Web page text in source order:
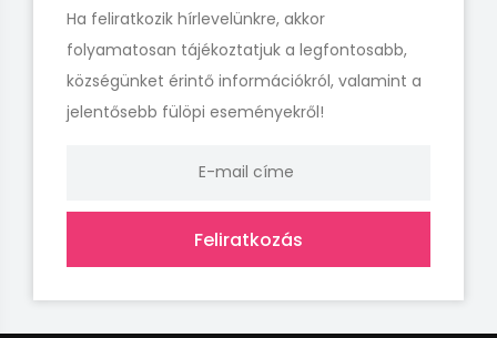
Ha feliratkozik hírlevelünkre, akkor
folyamatosan tájékoztatjuk a legfontosabb,
községünket érintő információkról, valamint a
jelentősebb fülöpi eseményekről!
Feliratkozás